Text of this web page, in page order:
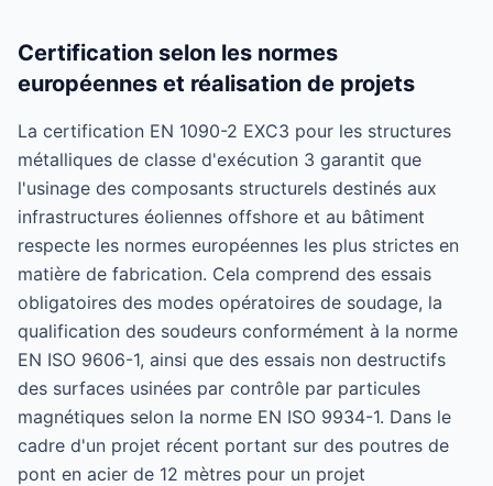
Certification selon les normes
européennes et réalisation de projets
La certification EN 1090-2 EXC3 pour les structures
métalliques de classe d'exécution 3 garantit que
l'usinage des composants structurels destinés aux
infrastructures éoliennes offshore et au bâtiment
respecte les normes européennes les plus strictes en
matière de fabrication. Cela comprend des essais
obligatoires des modes opératoires de soudage, la
qualification des soudeurs conformément à la norme
EN ISO 9606-1, ainsi que des essais non destructifs
des surfaces usinées par contrôle par particules
magnétiques selon la norme EN ISO 9934-1. Dans le
cadre d'un projet récent portant sur des poutres de
pont en acier de 12 mètres pour un projet